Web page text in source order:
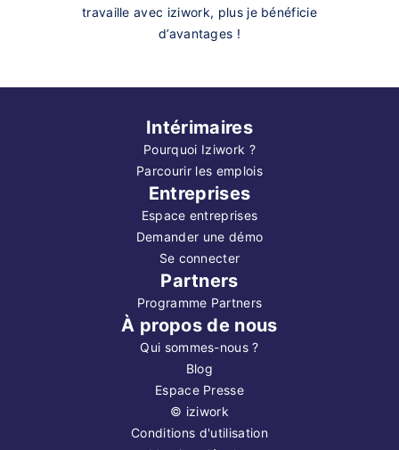
travaille avec iziwork, plus je bénéficie
d’avantages !
Intérimaires
Pourquoi Iziwork ?
Parcourir les emplois
Entreprises
Espace entreprises
Demander une démo
Se connecter
Partners
Programme Partners
À propos de nous
Qui sommes-nous ?
Blog
Espace Presse
© iziwork
Conditions d'utilisation